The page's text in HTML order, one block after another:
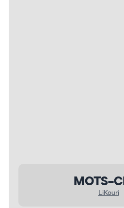
MOTS-
LiKouri